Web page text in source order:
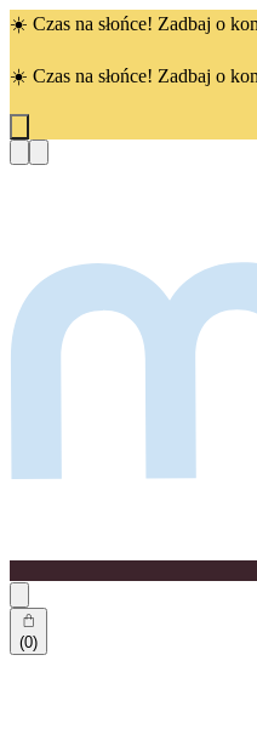
☀️ Czas na słońce! Zadbaj o
☀️ Czas na słońce! Zadbaj o
(0)